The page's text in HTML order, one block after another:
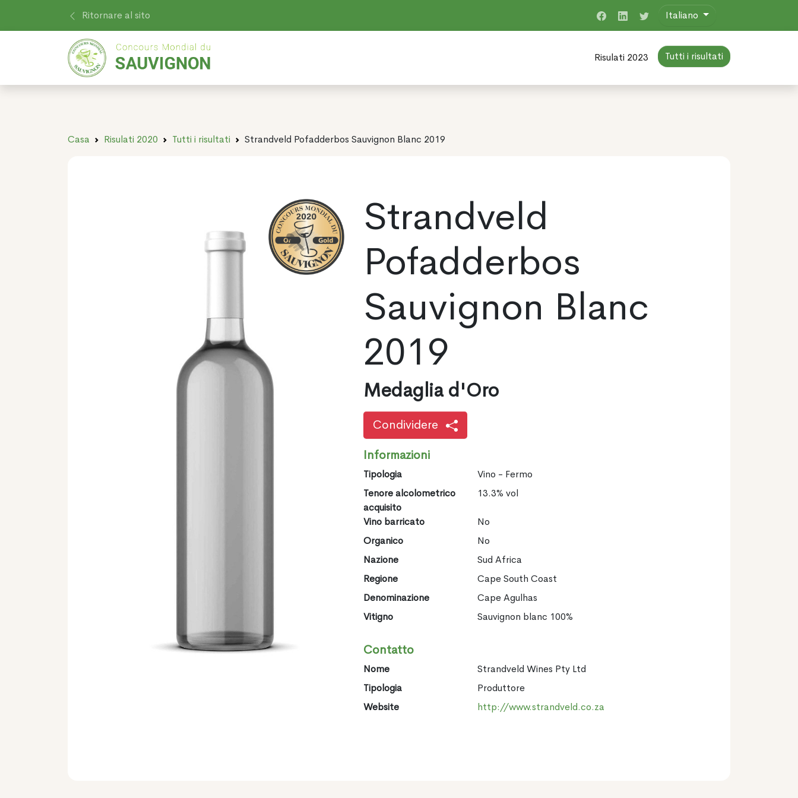
Ritornare al sito Italiano
Risulati 2023 Tutti i risultati
Casa Risulati 2020 Tutti i risultati Strandveld Pofadderbos Sauvignon Blanc 2019
Strandveld
Pofadderbos
Sauvignon Blanc
2019
Medaglia d'Oro
Condividere
Informazioni
Tipologia
Vino - Fermo
Tenore alcolometrico
acquisito
13.3% vol
Vino barricato
No
Organico
No
Nazione
Sud Africa
Regione
Cape South Coast
Denominazione
Cape Agulhas
Vitigno
Sauvignon blanc 100%
Contatto
Nome
Strandveld Wines Pty Ltd
Tipologia
Produttore
Website
http://www.strandveld.co.za